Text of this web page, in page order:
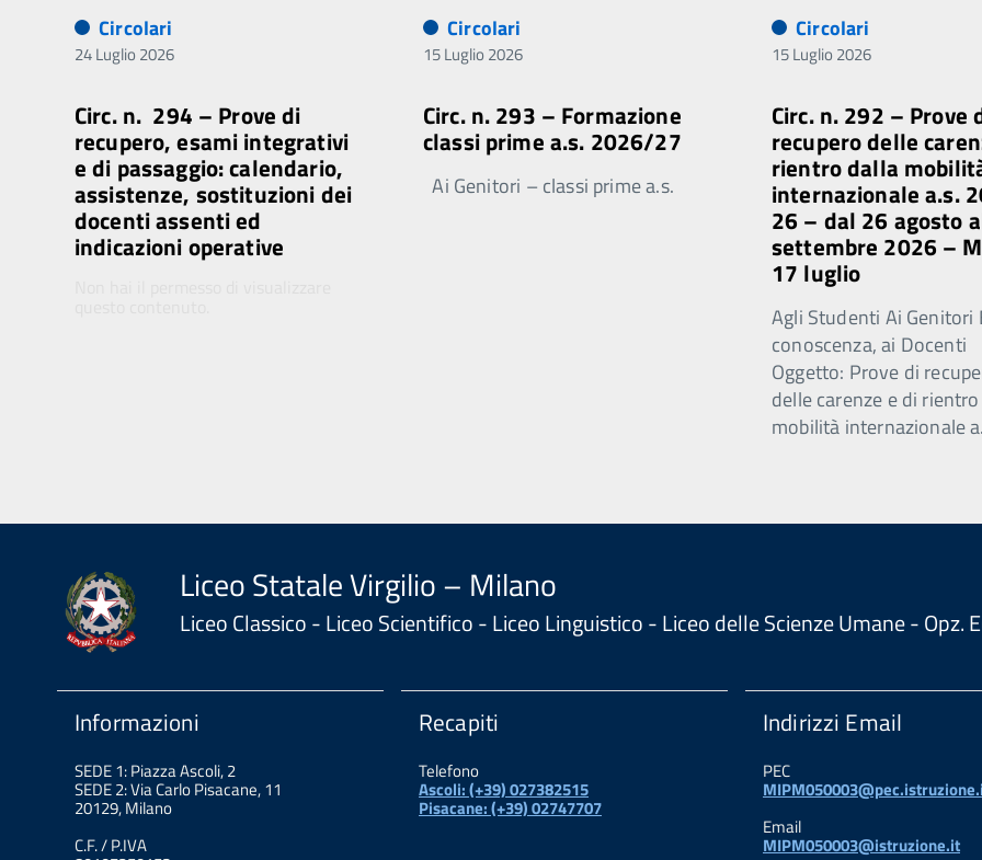
Circolari
24 Luglio 2026
Circ. n. 294 – Prove di
recupero, esami integrativi
e di passaggio: calendario,
assistenze, sostituzioni dei
docenti assenti ed
indicazioni operative
Circolari
15 Luglio 2026
Circ. n. 293 – Formazione
classi prime a.s. 2026/27
Ai Genitori – classi prime a.s.
Circolari
15 Luglio 2026
Circ. n. 292 – Prove
recupero delle
rientro dalla
internazionale a.s.
26 – dal 26 agosto
settembre 2026 –
17 luglio
Agli Studenti Ai Genitori
conoscenza, ai Docenti
Oggetto: Prove di
delle carenze e di
mobilità internazionale a.
Liceo Statale Virgilio – Milano
Liceo Classico - Liceo Scientifico - Liceo Linguistico - Liceo delle Scienze Umane - Opz.
Informazioni
SEDE 1: Piazza Ascoli, 2
SEDE 2: Via Carlo Pisacane, 11
20129, Milano
C.F. / P.IVA
Recapiti
Telefono
Ascoli: (+39) 027382515
Pisacane: (+39) 02747707
Indirizzi Email
PEC
Email
MIPM050003@istruzione.it